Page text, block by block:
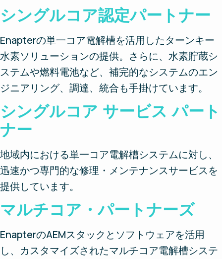
シングルコア認定パートナー
Enapterの単一コア電解槽を活用したターンキー
水素ソリューションの提供。さらに、水素貯蔵シ
ステムや燃料電池など、補完的なシステムのエン
ジニアリング、調達、統合も手掛けています。
シングルコア サービス パート
ナー
地域内における単一コア電解槽システムに対し、
迅速かつ専門的な修理・メンテナンスサービスを
提供しています。
マルチコア・パートナーズ
EnapterのAEMスタックとソフトウェアを活用
し、カスタマイズされたマルチコア電解槽システ